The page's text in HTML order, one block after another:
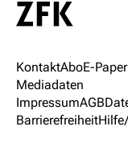
KontaktAboE-Paper
Mediadaten
ImpressumAGB
Barrierefreiheit